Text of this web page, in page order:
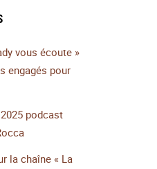
vous écoute »
engagés pour
podcast
la chaîne « La